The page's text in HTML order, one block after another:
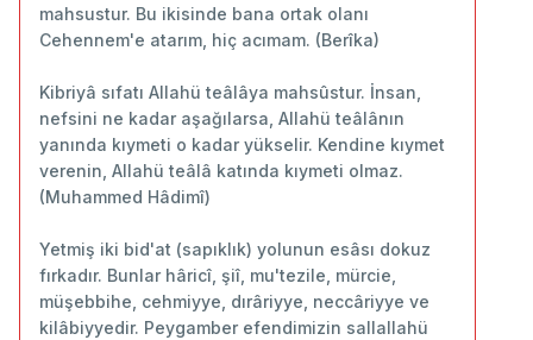
mahsustur. Bu ikisinde bana ortak olanı
Cehennem'e atarım, hiç acımam. (Berîka)
Kibriyâ sıfatı Allahü teâlâya mahsûstur. İnsan,
nefsini ne kadar aşağılarsa, Allahü teâlânın
yanında kıymeti o kadar yükselir. Kendine kıymet
verenin, Allahü teâlâ katında kıymeti olmaz.
(Muhammed Hâdimî)
Yetmiş iki bid'at (sapıklık) yolunun esâsı dokuz
fırkadır. Bunlar hâricî, şiî, mu'tezile, mürcie,
müşebbihe, cehmiyye, dırâriyye, neccâriyye ve
kilâbiyyedir. Peygamber efendimizin sallallahü